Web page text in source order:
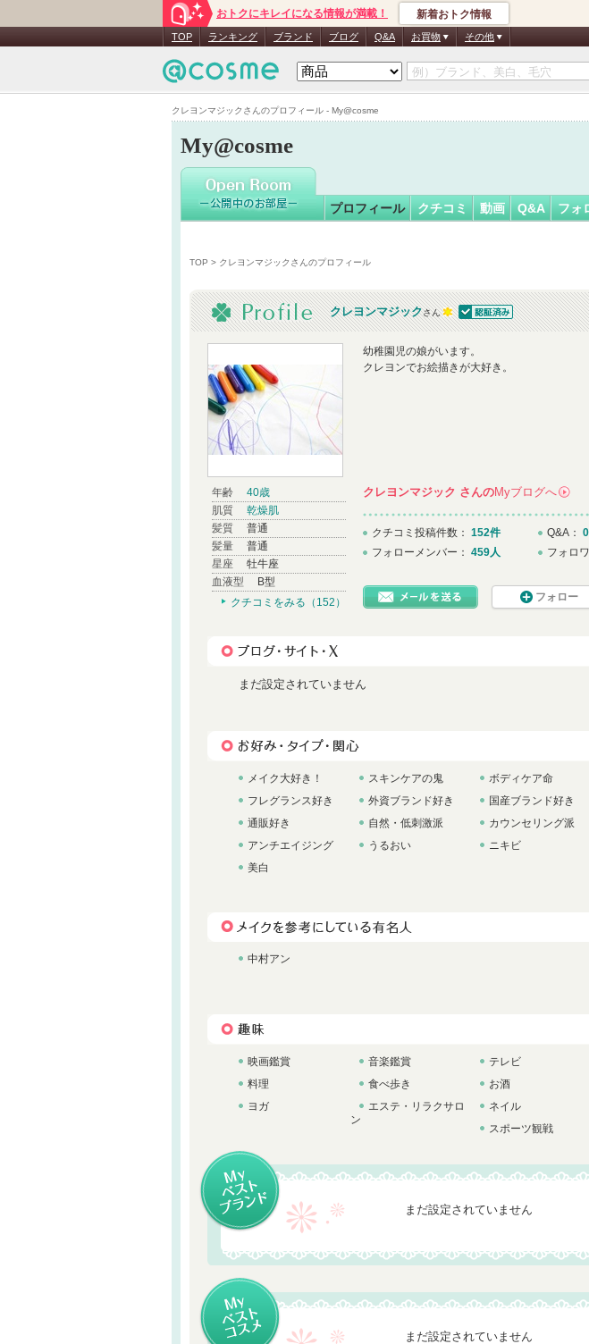
クレヨンマジックさんのプロフィール - My@cosme
おトクにキレイになる情報が満載！ 新着おトク情報
TOP ランキング ブランド ブログ Q&A お買物 その他
My@cosme
クレヨンマジックさ
プロフィール クチコミ 動画 Q&A フォ
TOP > クレヨンマジックさんのプロフィール
クレヨンマジックさん
認証済
年齢
40歳
肌質
乾燥肌
髪質
普通
髪量
普通
星座
牡牛座
血液型
B型
クチコミをみる（152）
幼稚園児の娘がいます。
クレヨンでお絵描きが大好き。
クレヨンマジック さんのMyブログへ
クチコミ投稿件数： 152件
フォローメンバー： 459人
Q&A：
フォロ
フォロー
まだ設定されていません
メイク大好き！ スキンケアの鬼 ボディケア命
フレグランス好き
外資ブランド好き 国産ブランド好き
通販好き
自然・低刺激派 カウンセリング派
アンチエイジング
うるおい ニキビ
美白
中村アン
映画鑑賞 音楽鑑賞 テレビ
料理
食べ歩き お酒
ヨガ
エステ・リラクサロ
ン
ネイル
スポーツ観戦
まだ設定されていません
まだ設定されていません